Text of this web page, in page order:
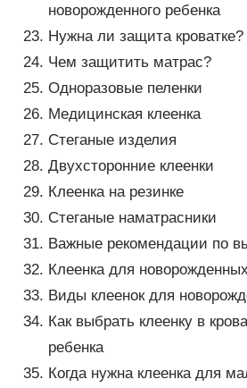
новорожденного ребенка
Нужна ли защита кроватке?
Чем защитить матрас?
Одноразовые пеленки
Медицинская клеенка
Стеганые изделия
Двухсторонние клеенки
Клеенка на резинке
Стеганые наматрасники
Важные рекомендации по
Клеенка для
Виды клеенок для
Как выбрать клеенку в
ребенка
Когда нужна клеенка для